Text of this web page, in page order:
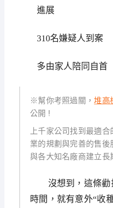
進展
310名嫌疑人到案
多由家人陪同自首
※幫你考照過關，堆高
公開 !
上千家公司找到最適
業的規劃與完善的售
與各大知名廠商建立長
沒想到，這條勸
時間，就有意外“收